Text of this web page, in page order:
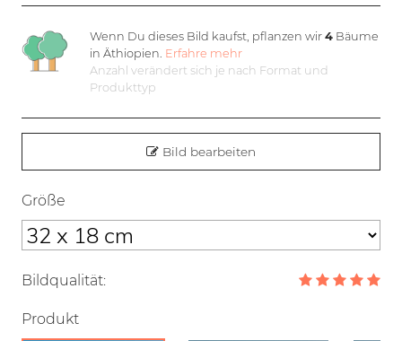
Wenn Du dieses Bild kaufst, pflanzen wir4 Bäume
in Äthiopien. Erfahre mehr
Anzahl verändert sich je nach Format und
Produkttyp
Bild bearbeiten
Größe
Bildqualität:
Produkt